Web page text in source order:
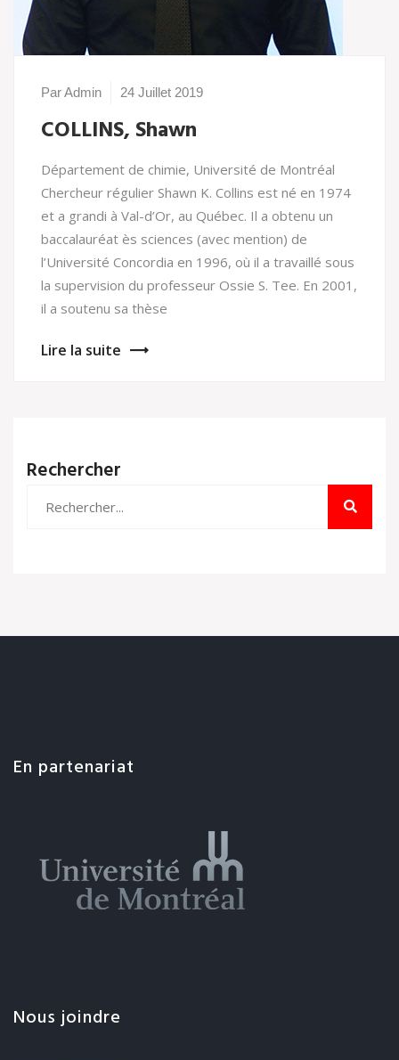
Par Admin 24 Juillet 2019
COLLINS, Shawn
Département de chimie, Université de Montréal
Chercheur régulier Shawn K. Collins est né en 1974
et a grandi à Val-d’Or, au Québec. Il a obtenu un
baccalauréat ès sciences (avec mention) de
l’Université Concordia en 1996, où il a travaillé sous
la supervision du professeur Ossie S. Tee. En 2001,
il a soutenu sa thèse
Lire la suite
Rechercher
En partenariat
Nous joindre